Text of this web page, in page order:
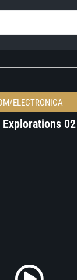
ELECTRONICA
Explorations 02